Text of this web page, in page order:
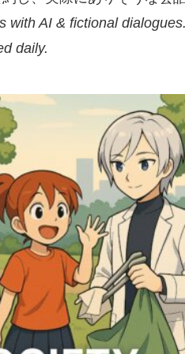
with AI & fictional
daily.